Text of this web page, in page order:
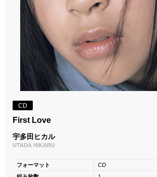
CD
First Love
宇多田ヒカル
UTADA HIKARU
フォーマット
CD